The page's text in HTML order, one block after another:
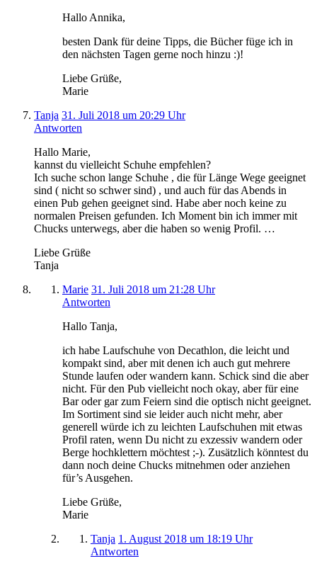
Hallo Annika,
besten Dank für deine Tipps, die Bücher füge ich in
den nächsten Tagen gerne noch hinzu :)!
Liebe Grüße,
Marie
Tanja 31. Juli 2018 um 20:29 Uhr
Antworten
Hallo Marie,
kannst du vielleicht Schuhe empfehlen?
Ich suche schon lange Schuhe , die für Länge Wege geeignet
sind ( nicht so schwer sind) , und auch für das Abends in
einen Pub gehen geeignet sind. Habe aber noch keine zu
normalen Preisen gefunden. Ich Moment bin ich immer mit
Chucks unterwegs, aber die haben so wenig Profil. …
Liebe Grüße
Tanja
Marie 31. Juli 2018 um 21:28 Uhr
Antworten
Hallo Tanja,
ich habe Laufschuhe von Decathlon, die leicht und
kompakt sind, aber mit denen ich auch gut mehrere
Stunde laufen oder wandern kann. Schick sind die aber
nicht. Für den Pub vielleicht noch okay, aber für eine
Bar oder gar zum Feiern sind die optisch nicht geeignet.
Im Sortiment sind sie leider auch nicht mehr, aber
generell würde ich zu leichten Laufschuhen mit etwas
Profil raten, wenn Du nicht zu exzessiv wandern oder
Berge hochklettern möchtest ;-). Zusätzlich könntest du
dann noch deine Chucks mitnehmen oder anziehen
für’s Ausgehen.
Liebe Grüße,
Marie
Tanja 1. August 2018 um 18:19 Uhr
Antworten